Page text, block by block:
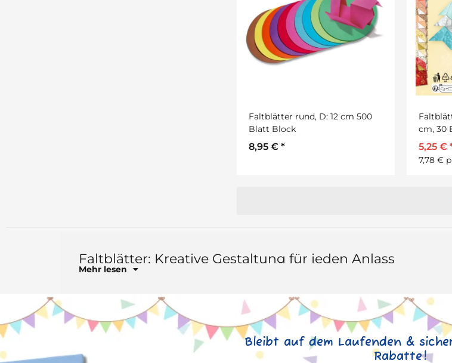
Faltblätter rund, D: 12 cm 500
Blatt Block
8,95 € *
cm, 30
5,25 €
7,78 €
Faltblätter: Kreative Gestaltung für jeden Anlass
Mehr lesen
Bleibt auf dem Laufenden &
Rabatte!